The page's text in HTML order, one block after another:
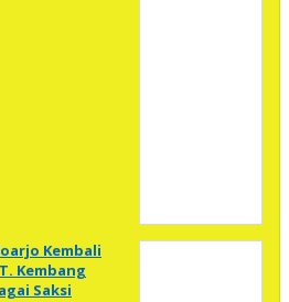
Kembali
Kembang
Saksi